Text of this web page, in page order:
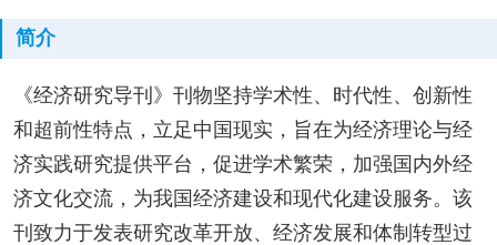
简介
《经济研究导刊》刊物坚持学术性、时代性、创新性
和超前性特点，立足中国现实，旨在为经济理论与经
济实践研究提供平台，促进学术繁荣，加强国内外经
济文化交流，为我国经济建设和现代化建设服务。该
刊致力于发表研究改革开放、经济发展和体制转型过